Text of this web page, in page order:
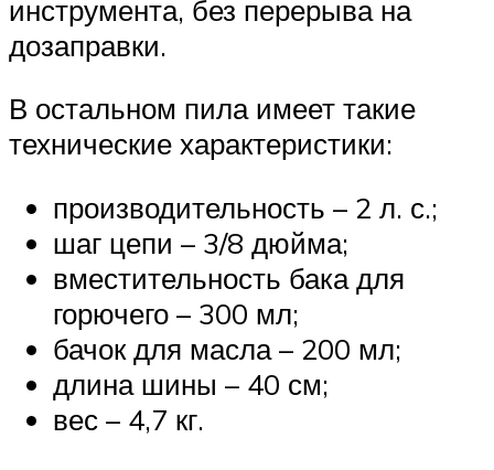
инструмента, без перерыва на
дозаправки.
В остальном пила имеет такие
технические характеристики:
производительность – 2 л. с.;
шаг цепи – 3/8 дюйма;
вместительность бака для
горючего – 300 мл;
бачок для масла – 200 мл;
длина шины – 40 см;
вес – 4,7 кг.